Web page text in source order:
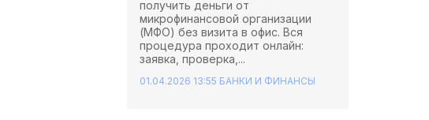
получить деньги от
микрофинансовой организации
(МФО) без визита в офис. Вся
процедура проходит онлайн:
заявка, проверка,...
01.04.2026 13:55 БАНКИ И ФИНАНСЫ